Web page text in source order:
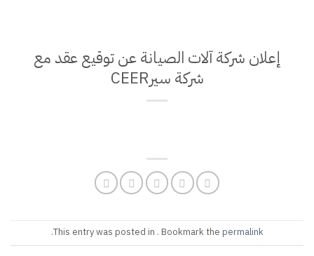
توقيع عقد مع
This entry was
.